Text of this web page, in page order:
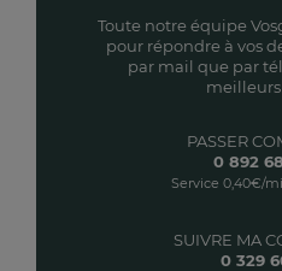
Toute notre équipe
pour répondre à vos
par mail que par
meilleurs
SUIVRE MA
0 329
PASSER
0 892
Service 0,40€/